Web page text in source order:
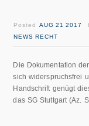
PostedAUG 21 2017
NEWS RECHT
Die Dokumentation
sich widerspruchsfrei
Handschrift genügt
das SG Stuttgart (Az.